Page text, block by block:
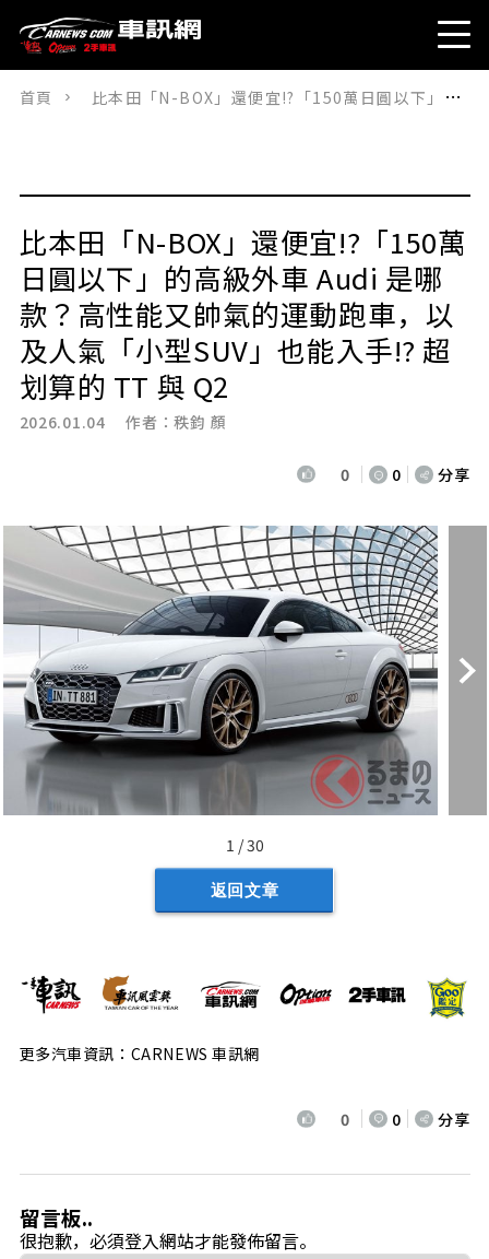
首頁 比本田「N-BOX」還便宜!?「150萬日圓以下」的高級外車 Audi 是哪款？高性能又帥氣的運動跑車，以及人氣「小型SUV」也能入手!? 超划算的 TT 與 Q2
比本田「N-BOX」還便宜!?「150萬
日圓以下」的高級外車 Audi 是哪
款？高性能又帥氣的運動跑車，以
及人氣「小型SUV」也能入手!? 超
划算的 TT 與 Q2
2026.01.04 作者：秩鈞 顏
0 0 分享
1 / 30
返回文章
更多汽車資訊：CARNEWS 車訊網
0 0 分享
留言板..
很抱歉，必須登入網站才能發佈留言。